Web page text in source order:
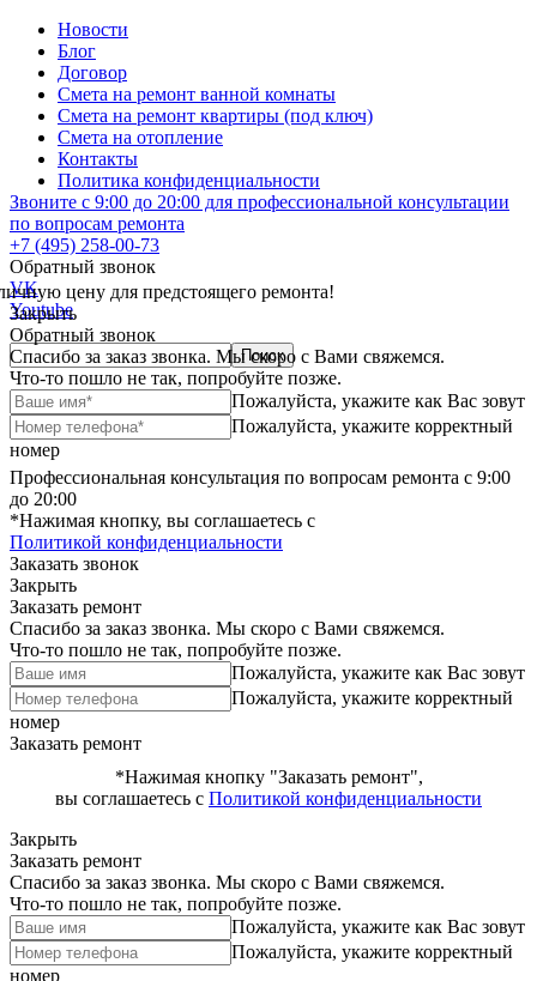
Новости
Блог
Договор
Смета на ремонт ванной комнаты
Смета на ремонт квартиры (под ключ)
Смета на отопление
Контакты
Политика конфиденциальности
Звоните с 9:00 до 20:00 для профессиональной консультации
по вопросам ремонта
+7 (495) 258-00-73
Обратный звонок
VK
Youtube
цену для предстоящего ремонта!
Закрыть
Обратный звонок
Спасибо за заказ звонка. Мы скоро с Вами свяжемся.
Что-то пошло не так, попробуйте позже.
Пожалуйста, укажите как Вас зовут
Пожалуйста, укажите корректный
номер
Профессиональная консультация по вопросам ремонта с 9:00
до 20:00
*Нажимая кнопку, вы соглашаетесь с
Политикой конфиденциальности
Заказать звонок
Закрыть
Заказать ремонт
Спасибо за заказ звонка. Мы скоро с Вами свяжемся.
Что-то пошло не так, попробуйте позже.
Пожалуйста, укажите как Вас зовут
Пожалуйста, укажите корректный
номер
Заказать ремонт
*Нажимая кнопку "Заказать ремонт",
вы соглашаетесь с Политикой конфиденциальности
Закрыть
Заказать ремонт
Спасибо за заказ звонка. Мы скоро с Вами свяжемся.
Что-то пошло не так, попробуйте позже.
Пожалуйста, укажите как Вас зовут
Пожалуйста, укажите корректный
номер